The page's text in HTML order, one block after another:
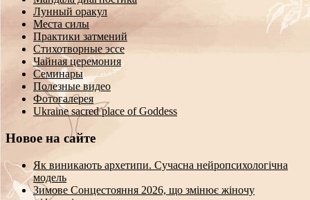
Лунный оракул
Места силы
Практики затмений
Стихотворные эссе
Чайная церемония
Семинары
Полезные видео
Фотогалерея
Ukraine sacred place of Goddess
Новое на сайте
Як виникають архетипи. Сучасна нейропсихологічна
модель
Зимове Сонцестояння 2026, що змінює жіночу